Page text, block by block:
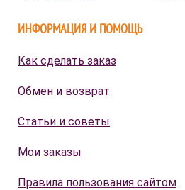
ИНФОРМАЦИЯ И ПОМОЩЬ
Как сделать заказ
Обмен и возврат
Статьи и советы
Мои заказы
Правила пользования сайтом